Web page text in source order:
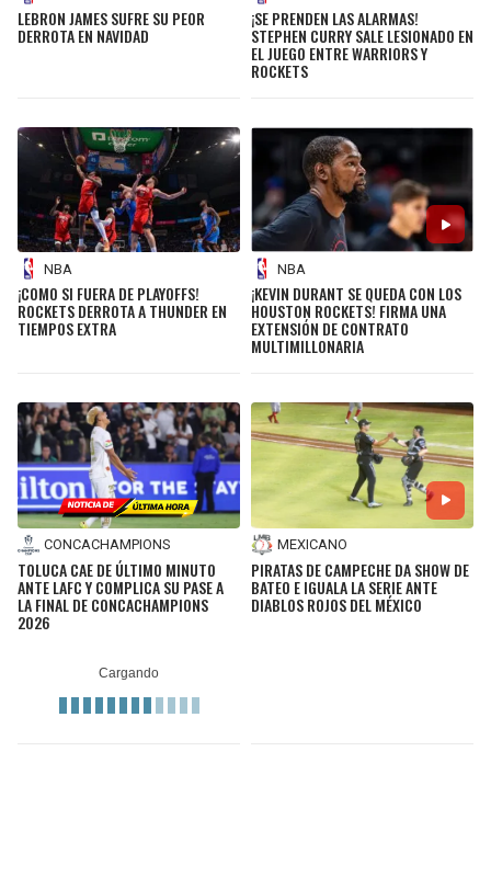
LEBRON JAMES SUFRE SU PEOR
DERROTA EN NAVIDAD
¡SE PRENDEN LAS ALARMAS!
STEPHEN CURRY SALE LESIONADO EN
EL JUEGO ENTRE WARRIORS Y
ROCKETS
NBA
¡COMO SI FUERA DE PLAYOFFS!
ROCKETS DERROTA A THUNDER EN
TIEMPOS EXTRA
NBA
¡KEVIN DURANT SE QUEDA CON LOS
HOUSTON ROCKETS! FIRMA UNA
EXTENSIÓN DE CONTRATO
MULTIMILLONARIA
CONCACHAMPIONS
TOLUCA CAE DE ÚLTIMO MINUTO
ANTE LAFC Y COMPLICA SU PASE A
LA FINAL DE CONCACHAMPIONS
2026
MEXICANO
PIRATAS DE CAMPECHE DA SHOW DE
BATEO E IGUALA LA SERIE ANTE
DIABLOS ROJOS DEL MÉXICO